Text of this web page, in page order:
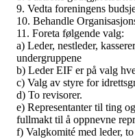
9. Vedta foreningens
10. Behandle
11. Foreta følgende valg:
a) Leder, nestleder,
undergruppene
b) Leder EIF er på valg
c) Valg av styre for
d) To revisorer.
e) Representanter til ting
fullmakt til å oppnevne
f) Valgkomité med leder,